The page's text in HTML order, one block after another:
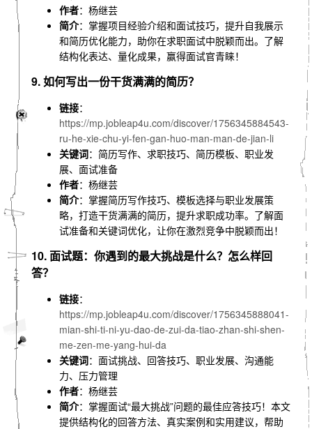
作者：杨继芸
简介：掌握项目经验介绍和面试技巧，提升自我展示
和简历优化能力，助你在求职面试中脱颖而出。了解
结构化表达、量化成果，赢得面试官青睐！
9. 如何写出一份干货满满的简历？
链接：
https://mp.jobleap4u.com/discover/1756345884543-
ru-he-xie-chu-yi-fen-gan-huo-man-man-de-jian-li
关键词：简历写作、求职技巧、简历模板、职业发
展、面试准备
作者：杨继芸
简介：掌握简历写作技巧、模板选择与职业发展策
略，打造干货满满的简历，提升求职成功率。了解面
试准备和关键词优化，让你在激烈竞争中脱颖而出！
10. 面试题：你遇到的最大挑战是什么？怎么样回
答？
链接：
https://mp.jobleap4u.com/discover/1756345888041-
mian-shi-ti-ni-yu-dao-de-zui-da-tiao-zhan-shi-shen-
me-zen-me-yang-hui-da
关键词：面试挑战、回答技巧、职业发展、沟通能
力、压力管理
作者：杨继芸
简介：掌握面试“最大挑战”问题的最佳应答技巧！本文
提供结构化的回答方法、真实案例和实用建议，帮助